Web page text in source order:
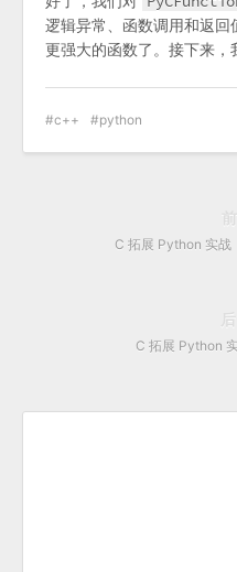
逻辑异常、函数调用和返回
更强大的函数了。接下来，
c++ python
C 拓展 Python 实
C 拓展 Python